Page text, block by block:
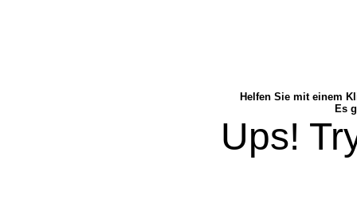
Helfen Sie mit einem
Es
Ups!